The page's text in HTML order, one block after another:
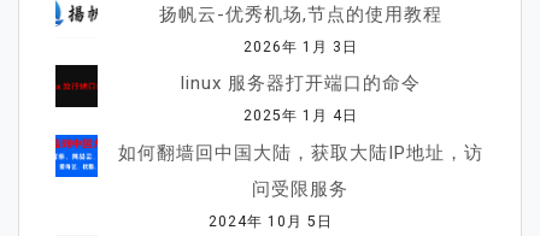
扬帆云-优秀机场,节点的使用教程
2026年 1月 3日
linux 服务器打开端口的命令
2025年 1月 4日
如何翻墙回中国大陆，获取大陆IP地址，访
问受限服务
2024年 10月 5日